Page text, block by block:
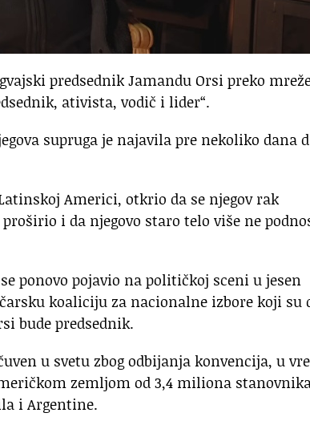
predsednik Jamandu Orsi preko
ativista, vodič i lider“.
supruga je najavila pre nekoliko dana
Americi, otkrio da se njegov rak
i da njegovo staro telo više ne
ponovo pojavio na političkoj sceni u jesen
koaliciju za nacionalne izbore koji su
bude predsednik.
u svetu zbog odbijanja konvencija, u
zemljom od 3,4 miliona
i Argentine.